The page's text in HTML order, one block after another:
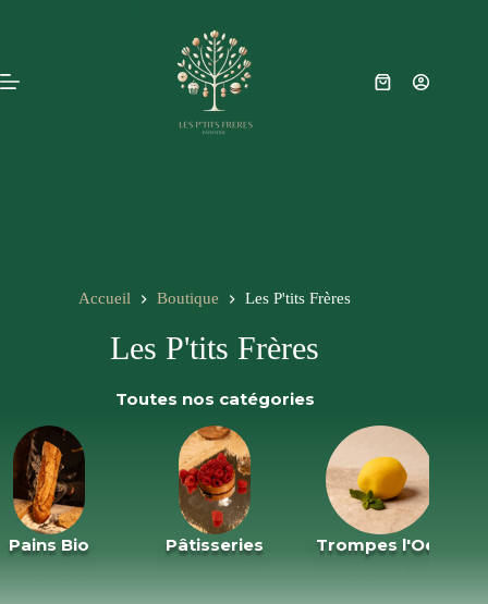
Panier
Accueil Boutique Les P'tits Frères
Les P'tits Frères
Toutes nos catégories
Pains Bio Pâtisseries Trompes l'Oeil